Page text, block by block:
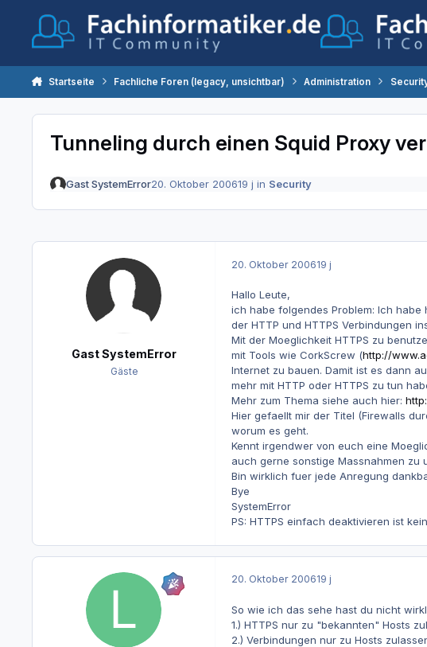
Startseite Fachliche Foren (legacy, unsichtbar) Administration
Tunneling durch einen Squid Proxy
Gast SystemError20. Oktober 200619 j in Security
Gast SystemError
Gäste
20. Oktober 200619 j
Hallo Leute,
ich habe folgendes Problem: Ich habe
der HTTP und HTTPS Verbindungen
Mit der Moeglichkeit HTTPS zu
mit Tools wie CorkScrew (http://
Internet zu bauen. Damit ist es dann
mehr mit HTTP oder HTTPS zu tun
Mehr zum Thema siehe auch hier:
Hier gefaellt mir der Titel (Firewalls
worum es geht.
Kennt irgendwer von euch eine
auch gerne sonstige Massnahmen zu
Bin wirklich fuer jede Anregung
Bye
SystemError
PS: HTTPS einfach deaktivieren ist
20. Oktober 200619 j
So wie ich das sehe hast du nicht
1.) HTTPS nur zu "bekannten" Hosts
2.) Verbindungen nur zu Hosts